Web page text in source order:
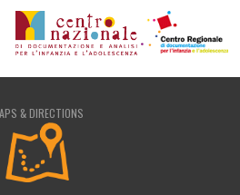
& DIRECTIONS